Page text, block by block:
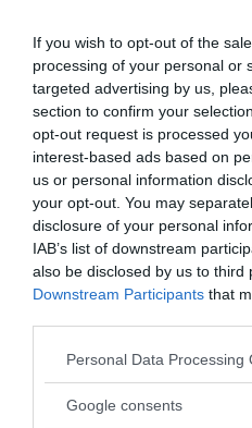
If you wish to opt-out of the
processing of your personal or
targeted advertising by us,
section to confirm your
opt-out request is processed
interest-based ads based on
us or personal information
your opt-out. You may
disclosure of your personal
IAB’s list of downstream
also be disclosed by us to third
Downstream Participants that
Please note that this website/
not limited to your visit or
Personal Data Processing
Google consents
MEDIA PARTNERS